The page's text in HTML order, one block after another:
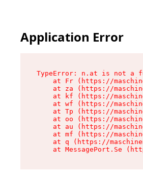
Application Error
TypeError: n.at is not a
at Fr (https://
at za (https://
at kf (https://
at wf (https://
at Tp (https://
at oo (https://
at au (https://
at mf (https://
at q (https://
at MessagePort.Se